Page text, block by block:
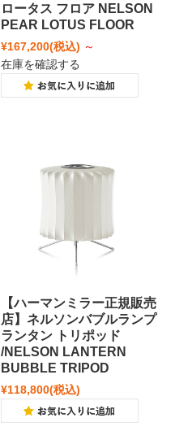
ロータス フロア NELSON
PEAR LOTUS FLOOR
¥167,200(税込) ～
在庫を確認する
【ハーマンミラー正規販売
店】ネルソンバブルランプ
ランタン トリポッド
/NELSON LANTERN
BUBBLE TRIPOD
¥118,800(税込)